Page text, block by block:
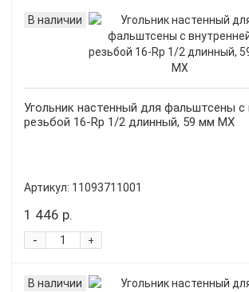
В наличии
Угольник настенный для фальштсены с
резьбой 16-Rp 1/2 длинный, 59 мм MX
Артикул: 11093711001
1 446 р.
+
-
В наличии